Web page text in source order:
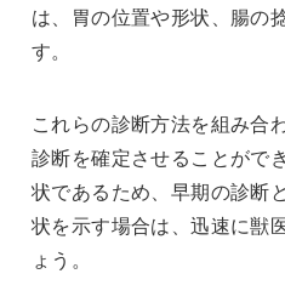
は、胃の位置や形状、腸の
す。
これらの診断方法を組み合
診断を確定させることがで
状であるため、早期の診断
状を示す場合は、迅速に獣
ょう。